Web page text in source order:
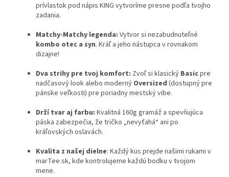
prívlastok pod nápis KING vytvoríme presne podľa tvojho
zadania.
Matchy-Matchy legenda: Vytvor si nezabudnuteľné
kombo otec a syn. Kráľ a jeho nástupca v rovnakom
dizajne!
Dva strihy pre tvoj komfort: Zvoľ si klasický Basicpre
nadčasový look alebo moderný Oversized (dostupný pre
pánske veľkosti) pre poriadny mestský vibe.
Drží tvar aj farbu: Kvalitná 160g gramáž a spevňujúca
páska zabezpečia, že tričko „nevyťahá“ ani po
kráľovských oslavách.
Kvalita z našej dielne: Každý kus prejde našimi rukami v
marTee.sk, kde kontrolujeme každú bodku v tvojom
mene.